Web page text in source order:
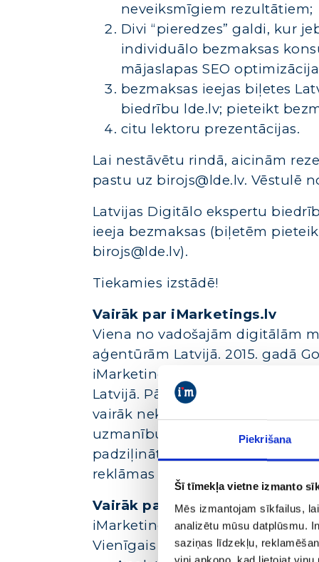
Piekrišana
Šī tīmekļa vietne izmanto
Mēs izmantojam sīkfailus,
analizētu mūsu datplūsmu.
saziņas līdzekļu,
neveiksmīgiem rezultātiem;
Divi “pieredzes” galdi, kur
individuālo bezmaksas
mājaslapas SEO
bezmaksas ieejas biļetes
biedrību lde.lv; pieteikt
citu lektoru prezentācijas.
Lai nestāvētu rindā, aicinām
pastu uz birojs@lde.lv. Vēstulē
Latvijas Digitālo ekspertu
ieeja bezmaksas (biļetēm
birojs@lde.lv).
Tiekamies izstādē!
Vairāk par iMarketings.lv
Viena no vadošajām digitālām
aģentūrām Latvijā. 2015. gadā
iMarketings.lv par labāko
Latvijā. Pārvalda klientu
vairāk nekā 16 pasaules valstīs.
uzmanību pievērš reklāmas
padziļinātai analīzei, sasniedzot
reklāmas efektivitāti.
Vairāk par Dr.Sergejs
iMarketings.lv digitālās nodaļas
Vienīgais Latvijā sertificēts